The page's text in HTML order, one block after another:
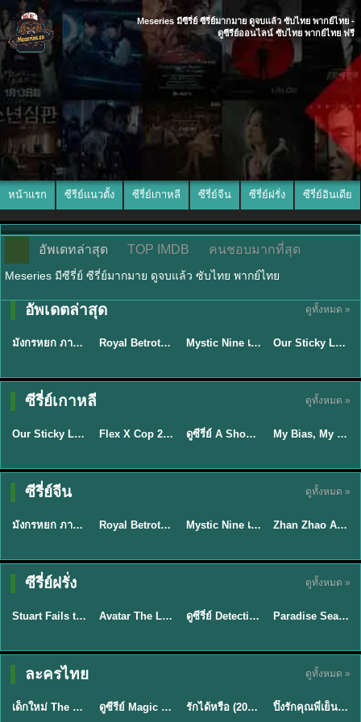
Meseries มีซีรี่ย์ ซีรี่ย์มากมาย ดูจบแล้ว ซับไทย พากย์ไทย -
ดูซีรีย์ออนไลน์ ซับไทย พากย์ไทย ฟรี
หน้าแรก ซีรีย์แนวตั้ง ซีรี่ย์เกาหลี ซีรี่ย์จีน ซีรี่ย์ฝรั่ง ซีรี่ย์อินเดีย
อัพเดทล่าสุด TOP IMDB คนชอบมากที่สุด
Meseries มีซีรี่ย์ ซีรี่ย์มากมาย ดูจบแล้ว ซับไทย พากย์ไทย
อัพเดตล่าสุด ดูทั้งหมด »
★8
พากย์ไทย
มังกรหยก ภาคมารบูรพาและพิษประจิม Duel on Mount Hua พากย์ไทย ★9 Royal Betrothal (2026) สัญญาวิวาห์แห่งราชวงศ์ พากย์ไทย ซับไทย EP1-32 ★9
พากย์ไทย/ซับ
Mystic Nine เก้าสกุล (2026) พากย์ไทย ซับไทย EP.1-30 ★6
ซับไทย
Our Sticky Love รักติดหนึบ (2026) พากย์ไทย ซับไทย EP.1-12
ซีรี่ย์เกาหลี ดูทั้งหมด »
★6
ซับไทย
Our Sticky Love รักติดหนึบ (2026) พากย์ไทย ซับไทย EP.1-12 ★8 Flex X Cop 2 คุณชายสายสืบ ซีซั่น 2 (2026) พากย์ไทย ซับไทย EP.1-14 ★8 EP.16ดูซีรี่ย์ A Shop for Killers 2 ร้านลับนักฆ่า ซีซัน 2 (2026) ซับไทย-พากย์ไทย
ซับไทย
My Bias, My Boss เมื่อเมนฉันเป็นประธานบริษัท (2026) พากย์ไทย ซับไทย EP.1-12
ซีรี่ย์จีน ดูทั้งหมด »
★8
พากย์ไทย
มังกรหยก ภาคมารบูรพาและพิษประจิม Duel on Mount Hua พากย์ไทย ★9 Royal Betrothal (2026) สัญญาวิวาห์แห่งราชวงศ์ พากย์ไทย ซับไทย EP1-32 ★9 Mystic Nine เก้าสกุล (2026) พากย์ไทย ซับไทย EP.1-30 ★5
พากย์ไทย
Zhan Zhao Adventures จั่นเจาตะลุยยุทธภพ (2026) พากย์ไทย ซับไทย EP.1-37 (จบ)
ซีรี่ย์ฝรั่ง ดูทั้งหมด »
★9.3
พากย์ไทย
Stuart Fails to Save the Universe สจ๊วตล่มแผนกู้จักรวาล (2026) พากย์ไทย ซับไทย EP.1-10 ★7.8 EP.7Avatar The Last Airbender 2 เณรน้อยเจ้าอภินิหาร พากย์ไทย EP.9ดูซีรี่ย์ Detective Hole (2026) พากย์ไทย HD ฟรี อัปเดตล่าสุด Netflix EP.8
พากย์ไทย
Paradise Season 2 (2026) พากย์ไทย EP1-8 ดูซีรี่ย์ฝรั่ง HD ครบทุกตอน
ละครไทย ดูทั้งหมด »
★ 8 EP.6
พากย์ไทย
เด็กใหม่ The Reset 2026 EP1-6 พากย์ไทย ดูซีรี่ย์ Netflix ล่าสุด HD ดูซีรีย์ Magic Move (2026) ทำนายทายรัก Thai EP.1-10 HD รักได้หรือ (2026) YOUNG Let's Begin Again พากย์ไทย EP.1-19 ★8
พากย์ไทย
ปิ๊งรักคุณพี่เย็นชา (2026) Frozen Valentine EP.1-10 (จบ)